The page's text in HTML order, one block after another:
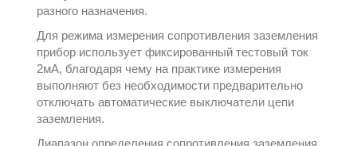
разного назначения.
Для режима измерения сопротивления заземления
прибор использует фиксированный тестовый ток
2мА, благодаря чему на практике измерения
выполняют без необходимости предварительно
отключать автоматические выключатели цепи
заземления.
Диапазон определения сопротивления заземления